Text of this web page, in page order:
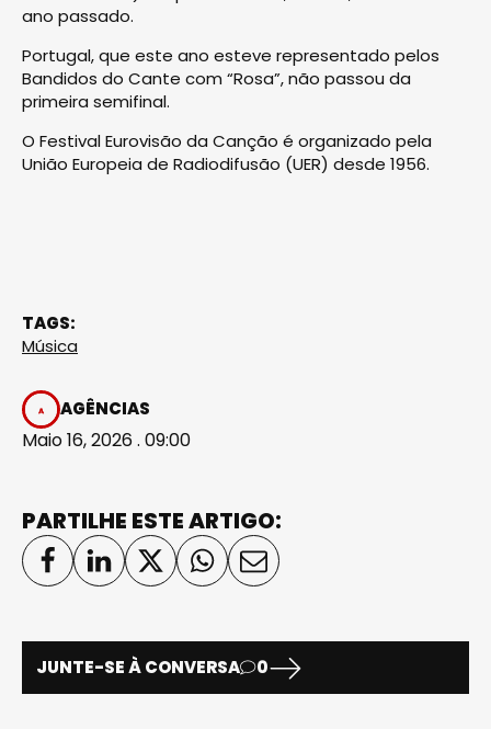
ano passado.
Portugal, que este ano esteve representado pelos
Bandidos do Cante com “Rosa”, não passou da
primeira semifinal.
O Festival Eurovisão da Canção é organizado pela
União Europeia de Radiodifusão (UER) desde 1956.
TAGS:
Música
AGÊNCIAS
Maio 16, 2026 . 09:00
PARTILHE ESTE ARTIGO:
JUNTE-SE À CONVERSA 0